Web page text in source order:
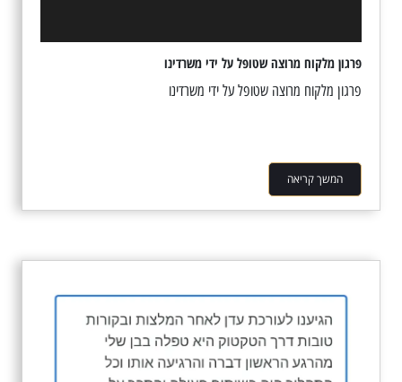
פרגון מלקוח מרוצה שטופל על ידי משרדינו
פרגון מלקוח מרוצה שטופל על ידי משרדינו
המשך קריאה